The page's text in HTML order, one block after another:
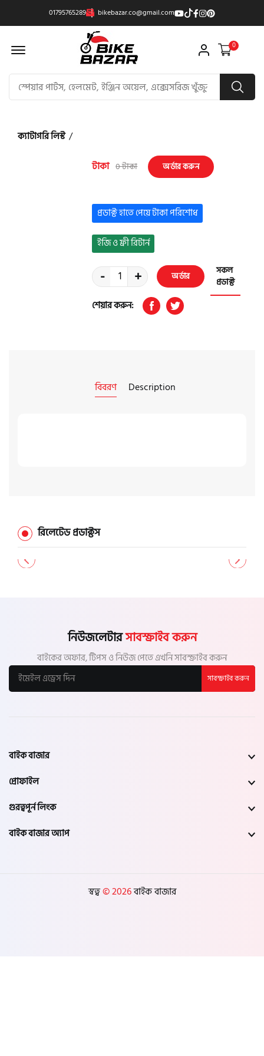
01795765289 bikebazar.co@gmail.com
Offcanvas Menu Open 0
ক্যাটাগরি লিস্ট/
টাকা 0 টাকা অর্ডার করুন
প্রডাক্ট হাতে পেয়ে টাকা পরিশোধ
ইজি ও ফ্রী রিটার্ন
- +
অর্ডার
করুন
সকল
প্রডাক্ট
শেয়ার করুন:
বিবরণ Description
রিলেটেড প্রডাক্টস
নিউজলেটারসাবস্ক্রাইব করুন
বাইকের অফার, টিপস ও নিউজ পেতে এখনি সাবস্ক্রাইব করুন
সাবস্ক্রাইব করুন
বাইক বাজার
প্রোফাইল
গুরত্বপূর্ন লিংক
বাইক বাজার অ্যাপ
স্বত্ব© 2026বাইক বাজার